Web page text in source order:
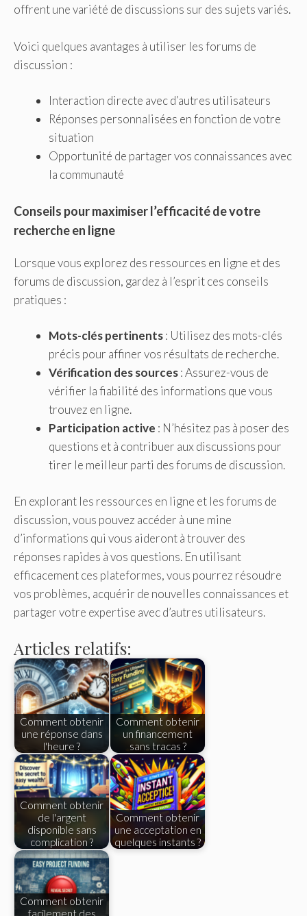
offrent une variété de discussions sur des sujets variés.
Voici quelques avantages à utiliser les forums de
discussion :
Interaction directe avec d’autres utilisateurs
Réponses personnalisées en fonction de votre
situation
Opportunité de partager vos connaissances avec
la communauté
Conseils pour maximiser l’efficacité de votre
recherche en ligne
Lorsque vous explorez des ressources en ligne et des
forums de discussion, gardez à l’esprit ces conseils
pratiques :
Mots-clés pertinents: Utilisez des mots-clés
précis pour affiner vos résultats de recherche.
Vérification des sources: Assurez-vous de
vérifier la fiabilité des informations que vous
trouvez en ligne.
Participation active : N’hésitez pas à poser des
questions et à contribuer aux discussions pour
tirer le meilleur parti des forums de discussion.
En explorant les ressources en ligne et les forums de
discussion, vous pouvez accéder à une mine
d’informations qui vous aideront à trouver des
réponses rapides à vos questions. En utilisant
efficacement ces plateformes, vous pourrez résoudre
vos problèmes, acquérir de nouvelles connaissances et
partager votre expertise avec d’autres utilisateurs.
Articles relatifs:
Comment obtenir
une réponse dans
l'heure ?
Comment obtenir
un financement
sans tracas ?
Comment obtenir
de l'argent
disponible sans
complication ?
Comment obtenir
une acceptation en
quelques instants ?
Comment obtenir
facilement des